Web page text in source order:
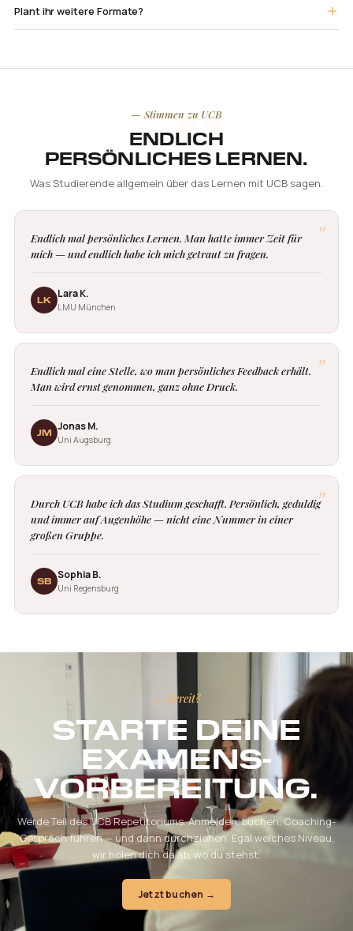
Plant ihr weitere Formate?
— Stimmen zu UCB
ENDLICH
PERSÖNLICHES LERNEN.
Was Studierende allgemein über das Lernen mit UCB sagen.
"
Endlich mal persönliches Lernen. Man hatte immer Zeit für
mich — und endlich habe ich mich getraut zu fragen.
LK Lara K.
LMU München
"
Endlich mal eine Stelle, wo man persönliches Feedback erhält.
Man wird ernst genommen, ganz ohne Druck.
JM Jonas M.
Uni Augsburg
"
Durch UCB habe ich das Studium geschafft. Persönlich, geduldig
und immer auf Augenhöhe — nicht eine Nummer in einer
großen Gruppe.
SB Sophia B.
Uni Regensburg
— Bereit?
STARTE DEINE
EXAMENS-
VORBEREITUNG.
Werde Teil des UCB Repetitoriums. Anmelden, buchen, Coaching-
Gespräch führen — und dann durchziehen. Egal welches Niveau,
wir holen dich da ab, wo du stehst.
Jetzt buchen →